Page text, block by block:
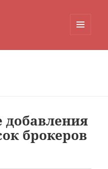
добавления
брокеров